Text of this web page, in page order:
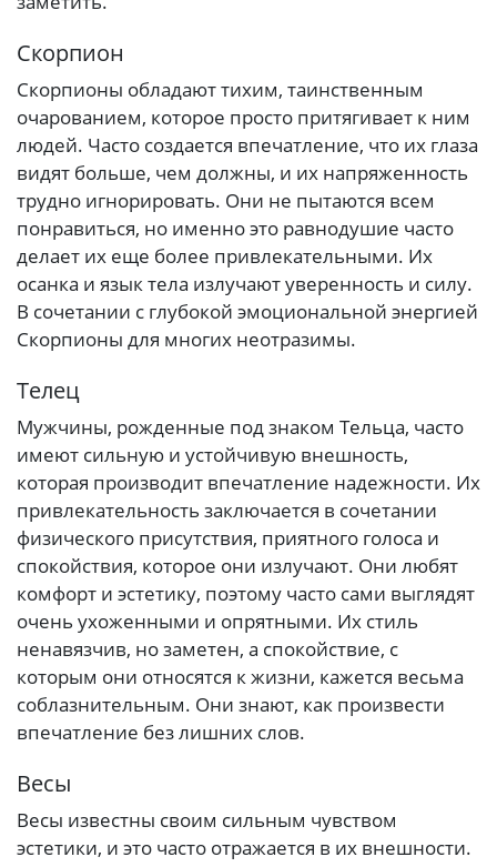
Скорпион
Скорпионы обладают тихим, таинственным
очарованием, которое просто притягивает к ним
людей. Часто создается впечатление, что их глаза
видят больше, чем должны, и их напряженность
трудно игнорировать. Они не пытаются всем
понравиться, но именно это равнодушие часто
делает их еще более привлекательными. Их
осанка и язык тела излучают уверенность и силу.
В сочетании с глубокой эмоциональной энергией
Скорпионы для многих неотразимы.
Телец
Мужчины, рожденные под знаком Тельца, часто
имеют сильную и устойчивую внешность,
которая производит впечатление надежности. Их
привлекательность заключается в сочетании
физического присутствия, приятного голоса и
спокойствия, которое они излучают. Они любят
комфорт и эстетику, поэтому часто сами выглядят
очень ухоженными и опрятными. Их стиль
ненавязчив, но заметен, а спокойствие, с
которым они относятся к жизни, кажется весьма
соблазнительным. Они знают, как произвести
впечатление без лишних слов.
Весы
Весы известны своим сильным чувством
эстетики, и это часто отражается в их внешности.